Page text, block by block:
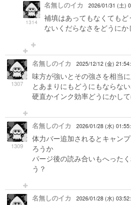
1314
名無しのイカ 2026/01/31 (土)
補填はあってもなくても
ないくだらなさをどうに
1307
名無しのイカ 2025/12/12 (金)
味方が強いとその強さを相当
とあまりにもどうにもならない
硬直かインク効率どうにかし
1309
名無しのイカ 2026/01/28 (水)
体力バー追加されるとキャン
ろうか
パージ後の読み合いもへった
う？
名無しのイカ 2026/01/28 (水)